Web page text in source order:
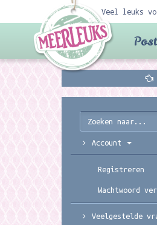
Veel leuks
Account
Registreren
Wachtwoord
Veelgestelde